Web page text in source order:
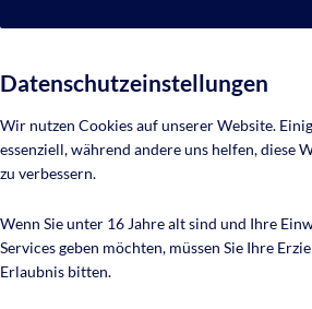
Datenschutzeinstellungen
Wir nutzen Cookies auf unserer Website.
essenziell, während andere uns helfen, diese
zu verbessern.
Wenn Sie unter 16 Jahre alt sind und Ihre
Services geben möchten, müssen Sie Ihre
Erlaubnis bitten.